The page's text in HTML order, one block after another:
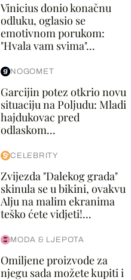
Vinicius donio konačnu
odluku, oglasio se
emotivnom porukom:
"Hvala vam svima"...
NOGOMET
Garcijin potez otkrio novu
situaciju na Poljudu: Mladi
hajdukovac pred
odlaskom...
CELEBRITY
Zvijezda "Dalekog grada"
skinula se u bikini, ovakvu
Alju na malim ekranima
teško ćete vidjeti!...
MODA & LJEPOTA
Omiljene proizvode za
njegu sada možete kupiti i